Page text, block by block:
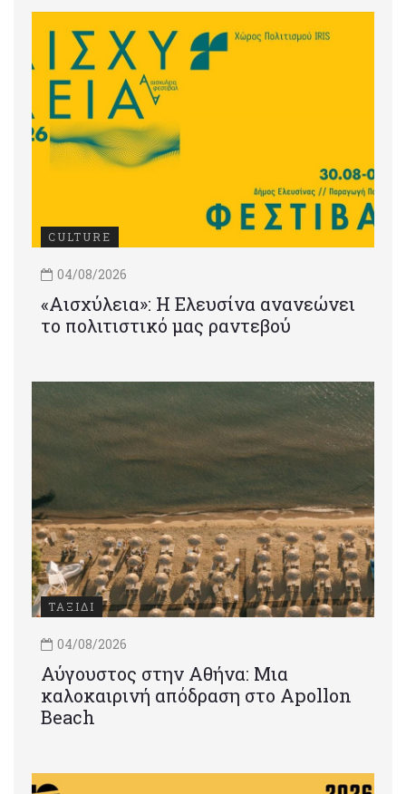
CULTURE
04/08/2026
«Αισχύλεια»: Η Ελευσίνα ανανεώνει
το πολιτιστικό μας ραντεβού
ΤΑΞΙΔΙ
04/08/2026
Αύγουστος στην Αθήνα: Μια
καλοκαιρινή απόδραση στο Apollon
Beach